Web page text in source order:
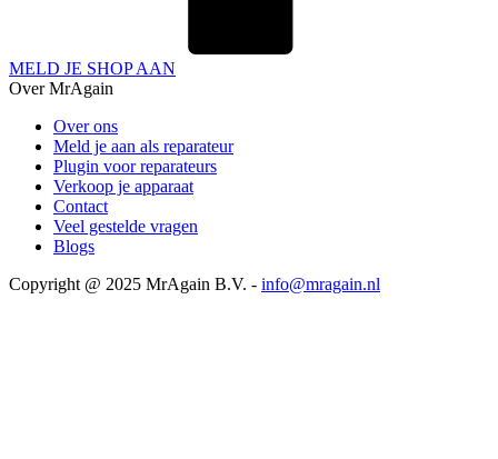
MELD JE SHOP AAN
Over MrAgain
Over ons
Meld je aan als reparateur
Plugin voor reparateurs
Verkoop je apparaat
Contact
Veel gestelde vragen
Blogs
Copyright @ 2025 MrAgain B.V. - info@mragain.nl